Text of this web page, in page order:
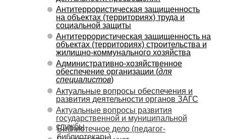
Административно-хозяйственное
обеспечение организации (для
специалистов)
Антитеррористическая защищенность
на объектах (территориях) труда и
социальной защиты
Антитеррористическая защищенность на
объектах (территориях) строительства и
жилищно-коммунального хозяйства
Актуальные вопросы развития
государственной и муниципальной
службы
Актуальные вопросы обеспечения и
развития деятельности органов ЗАГС
Библиотечное дело (педагог-
библиотекарь)